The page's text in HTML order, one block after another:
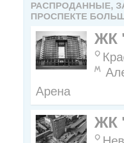
РАСПРОДАННЫЕ,
ПРОСПЕКТЕ
ЖК
Арена
ЖК